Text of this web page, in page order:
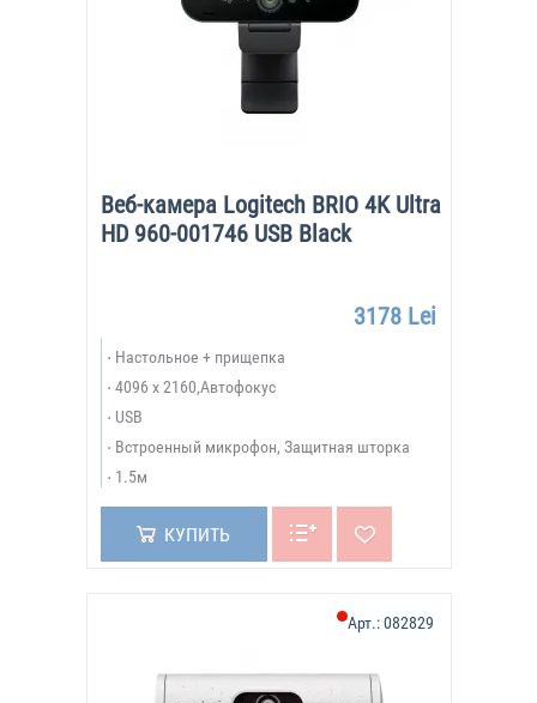
Веб-камера Logitech BRIO 4K Ultra
HD 960-001746 USB Black
3178 Lei
Настольное + прищепка
4096 x 2160,Автофокус
USB
Встроенный микрофон, Защитная шторка
1.5м
КУПИТЬ
Арт.:082829